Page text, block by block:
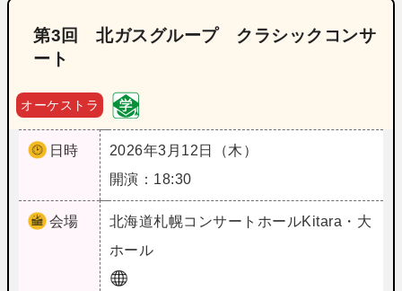
第3回 北ガスグループ クラシックコンサ
ート
オーケストラ
日時
2026年3月12日（木）
開演：18:30
会場 北海道札幌コンサートホールKitara・大
ホール